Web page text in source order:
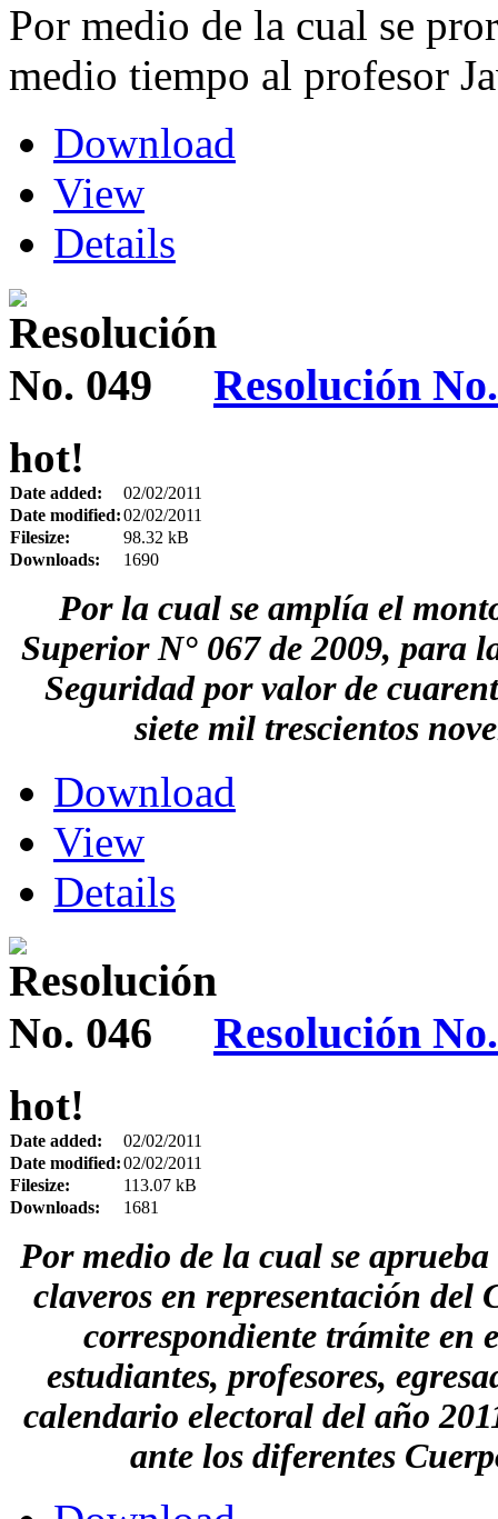
Por medio de la cual se
medio tiempo al profesor
Download
View
Details
Resolución
hot!
Date added:
02/02/2011
Date modified:02/02/2011
Filesize:
98.32 kB
Downloads:
1690
Por la cual se amplía el
Superior N° 067 de 2009, para
Seguridad por valor de
siete mil trescientos
Download
View
Details
Resolución
hot!
Date added:
02/02/2011
Date modified:02/02/2011
Filesize:
113.07 kB
Downloads:
1681
Por medio de la cual se
claveros en representación
correspondiente trámite en
estudiantes, profesores,
calendario electoral del año
ante los diferentes